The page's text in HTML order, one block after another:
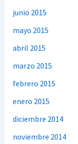
junio 2015
mayo 2015
abril 2015
marzo 2015
febrero 2015
enero 2015
diciembre 2014
noviembre 2014